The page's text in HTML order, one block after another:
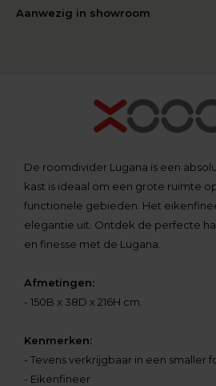
Aanwezig in showroom
De roomdivider Lugana is een
kast is ideaal om een grote ruimte
functionele gebieden. Het
elegantie uit. Ontdek de perfecte
en finesse met de Lugana.
Afmetingen:
- 150B x 38D x 216H cm.
Kenmerken:
- Tevens verkrijgbaar in een smaller
- Eikenfineer